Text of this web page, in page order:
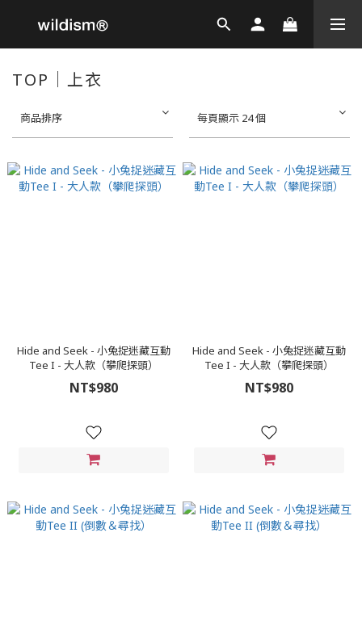
TOP｜上衣
商品排序 每頁顯示 24 個
Hide and Seek - 小兔捉迷藏互動
Tee I - 大人款（攀爬探頭）
NT$980
Hide and Seek - 小兔捉迷藏互動
Tee I - 大人款（攀爬探頭）
NT$980